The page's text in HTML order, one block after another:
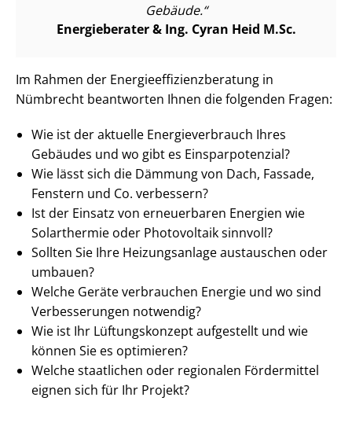
Gebäude.
Energieberater & Ing. Cyran Heid M.Sc.
Im Rahmen der En­er­gie­ef­fi­zi­enz­be­ra­tung in
Nümbrecht beantworten Ihnen die folgenden Fragen:
Wie ist der aktuelle En­er­gie­ver­brauch Ihres
Gebäudes und wo gibt es Ein­spar­po­ten­zi­al?
Wie lässt sich die Dämmung von Dach, Fassade,
Fenstern und Co. verbessern?
Ist der Einsatz von erneuerbaren Energien wie
Solarthermie oder Photovoltaik sinnvoll?
Sollten Sie Ihre Heizungsanlage austauschen oder
umbauen?
Welche Geräte verbrauchen Energie und wo sind
Verbesserungen notwendig?
Wie ist Ihr Lüftungskonzept aufgestellt und wie
können Sie es optimieren?
Welche staatlichen oder regionalen Fördermittel
eignen sich für Ihr Projekt?